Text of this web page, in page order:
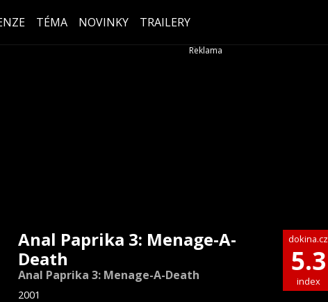
TÉMA NOVINKY TRAILERY
Anal Paprika 3: Menage-A-
Death
Anal Paprika 3: Menage-A-Death
2001
dokina.cz
5.3
index